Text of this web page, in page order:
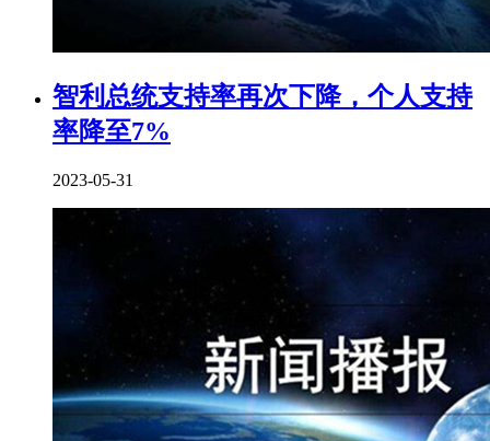
智利总统支持率再次下降，个人支持
率降至7%
2023-05-31